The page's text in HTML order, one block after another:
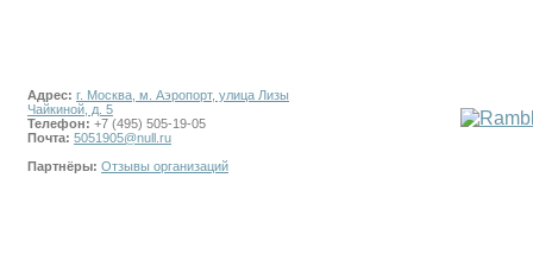
Адрес: г. Москва, м. Аэропорт, улица Лизы
Чайкиной, д. 5
Телефон: +7 (495) 505-19-05
Почта: 5051905@null.ru
Партнёры: Отзывы организаций